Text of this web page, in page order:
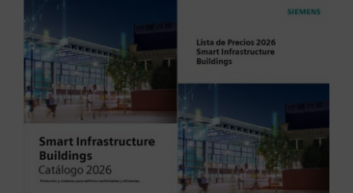
temperature 120/110/100/95
°C